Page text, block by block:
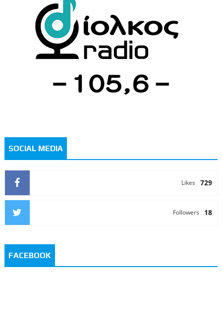
SOCIAL MEDIA
729
Likes
18
Followers
FACEBOOK